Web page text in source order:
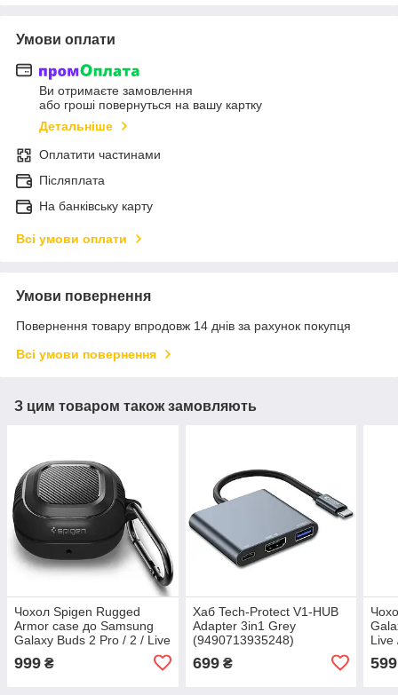
Умови оплати
Ви отримаєте замовлення
або гроші повернуться на вашу картку
Детальніше
Оплатити частинами
Післяплата
На банківську карту
Всі умови оплати
Умови повернення
Повернення товару впродовж 14 днів за рахунок покупця
Всі умови повернення
З цим товаром також замовляють
Чохол Spigen Rugged
Armor case до Samsung
Galaxy Buds 2 Pro / 2 / Live
(ASD01276)
999 ₴
Хаб Tech-Protect V1-HUB
Adapter 3in1 Grey
(9490713935248)
699₴
Live
599